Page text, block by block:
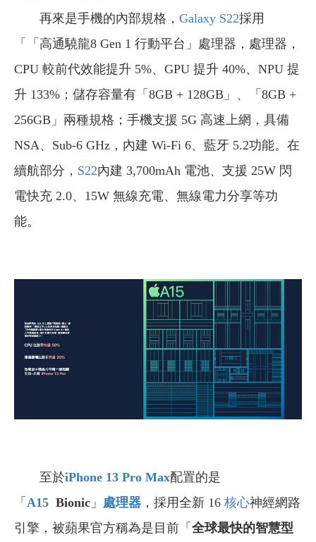
再來是手機的內部規格， Galaxy S22採用
「「高通驍龍8 Gen 1 行動平台」處理器，處理器，
CPU 較前代效能提升 5%、GPU 提升 40%、NPU 提
升 133%；儲存容量有「8GB + 128GB」、「8GB +
256GB」兩種規格；手機支援 5G 高速上網，具備
NSA、Sub-6 GHz，內建 Wi-Fi 6、藍牙 5.2功能。在
續航部分， S22內建 3,700mAh 電池、支援 25W 閃
電快充 2.0、15W 無線充電、無線電力分享等功
能。
至於iPhone 13 Pro Max配置的是
「 A15 Bionic 」 處理器 ，採用全新 16 核心神經網路
引擎，被蘋果官方稱為是目前「 全球最快的智慧型